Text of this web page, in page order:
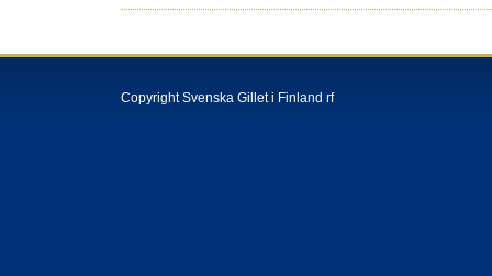
Copyright Svenska Gillet i Finland rf